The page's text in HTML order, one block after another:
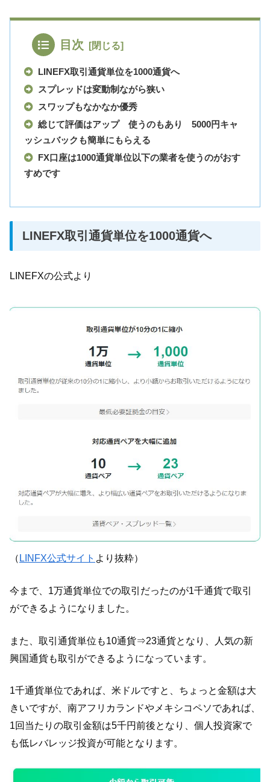
目次
LINEFX取引通貨単位を1000通貨へ
スプレッドは変動制ながら狭い
スワップもなかなか優秀
総じて評価はアップ 使うのもあり 5000円キャ
ッシュバックも簡単にもらえる
FX口座は1000通貨単位以下の業者を使うのがおす
すめです
LINEFX取引通貨単位を1000通貨へ
LINEFXの公式より
（LINFX公式サイト より抜粋）
今まで、1万通貨単位での取引だったのが1千通貨で取引
ができるようになりました。
また、取引通貨単位も10通貨⇒23通貨となり、人気の新
興国通貨も取引ができるようになっています。
1千通貨単位であれば、米ドルですと、ちょっと金額は大
きいですが、南アフリカランドやメキシコペソであれば、
1回当たりの取引金額は5千円前後となり、個人投資家で
も低レバレッジ投資が可能となります。